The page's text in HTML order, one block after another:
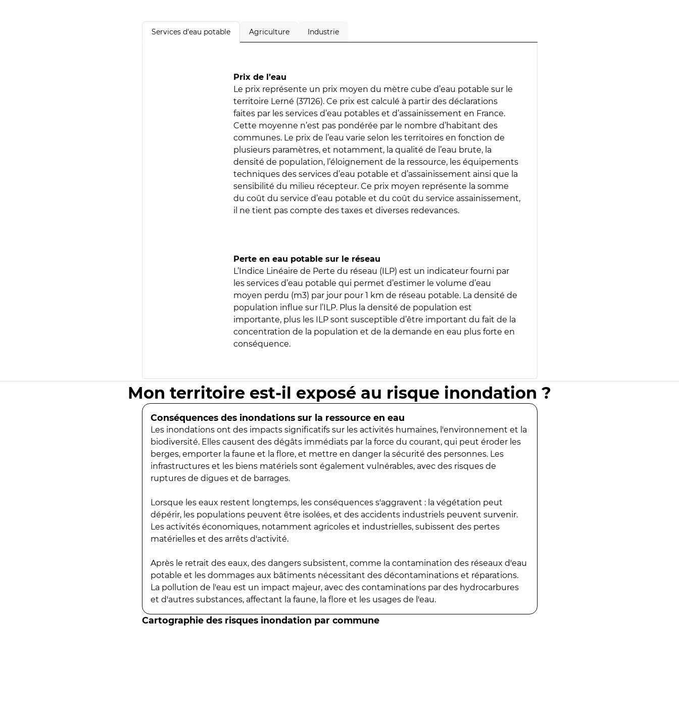
Services d'eau potable Agriculture Industrie
Prix de l’eau
Le prix représente un prix moyen du mètre cube d’eau potable sur le
territoire Lerné (37126). Ce prix est calculé à partir des déclarations
faites par les services d’eau potables et d’assainissement en France.
Cette moyenne n’est pas pondérée par le nombre d’habitant des
communes. Le prix de l’eau varie selon les territoires en fonction de
plusieurs paramètres, et notamment, la qualité de l’eau brute, la
densité de population, l’éloignement de la ressource, les équipements
techniques des services d’eau potable et d’assainissement ainsi que la
sensibilité du milieu récepteur. Ce prix moyen représente la somme
du coût du service d’eau potable et du coût du service assainissement,
il ne tient pas compte des taxes et diverses redevances.
Perte en eau potable sur le réseau
L’Indice Linéaire de Perte du réseau (ILP) est un indicateur fourni par
les services d’eau potable qui permet d’estimer le volume d’eau
moyen perdu (m3) par jour pour 1 km de réseau potable. La densité de
population influe sur l’ILP. Plus la densité de population est
importante, plus les ILP sont susceptible d’être important du fait de la
concentration de la population et de la demande en eau plus forte en
conséquence.
Mon territoire est-il exposé au risque inondation ?
Conséquences des inondations sur la ressource en eau
Les inondations ont des impacts significatifs sur les activités humaines, l'environnement et la
biodiversité. Elles causent des dégâts immédiats par la force du courant, qui peut éroder les
berges, emporter la faune et la flore, et mettre en danger la sécurité des personnes. Les
infrastructures et les biens matériels sont également vulnérables, avec des risques de
ruptures de digues et de barrages.
Lorsque les eaux restent longtemps, les conséquences s'aggravent : la végétation peut
dépérir, les populations peuvent être isolées, et des accidents industriels peuvent survenir.
Les activités économiques, notamment agricoles et industrielles, subissent des pertes
matérielles et des arrêts d'activité.
Après le retrait des eaux, des dangers subsistent, comme la contamination des réseaux d'eau
potable et les dommages aux bâtiments nécessitant des décontaminations et réparations.
La pollution de l'eau est un impact majeur, avec des contaminations par des hydrocarbures
et d'autres substances, affectant la faune, la flore et les usages de l'eau.
Cartographie des risques inondation par commune